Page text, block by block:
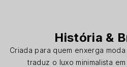
História &
Criada para quem enxerga
traduz o luxo minimalista